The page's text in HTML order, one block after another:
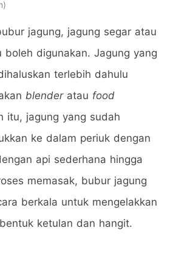
jagung, jagung segar atau
boleh digunakan. Jagung yang
terlebih dahulu
blenderatau food
itu, jagung yang sudah
ke dalam periuk dengan
api sederhana hingga
memasak, bubur jagung
berkala untuk mengelakkan
ketulan dan hangit.